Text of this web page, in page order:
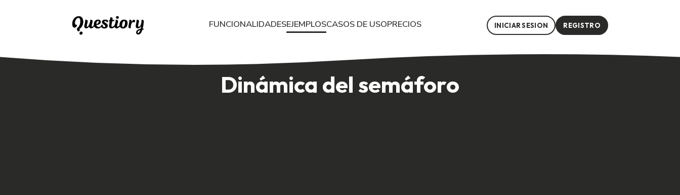
El Árbol de Soluciones: visualizando causas, efectos y respuestas en equipo Una metáfora visual para analizar problemas y co-crear soluciones La dinámica del Árbol de Soluciones es una
FUNCIONALIDADESEJEMPLOSCASOS DE USOPRECIOS INICIAR SESION REGISTRO
Dinámica del semáforo